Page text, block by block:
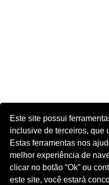
Este site possui
inclusive de terceiros, que
Estas ferramentas nos
melhor experiência de
clicar no botão “Ok” ou
este site, você estará